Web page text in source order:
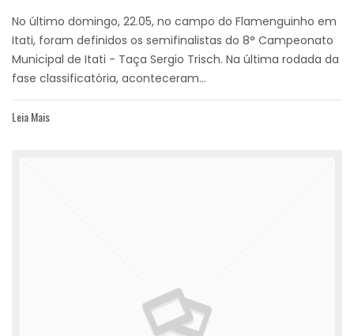
No último domingo, 22.05, no campo do Flamenguinho em
Itati, foram definidos os semifinalistas do 8° Campeonato
Municipal de Itati - Taça Sergio Trisch. Na última rodada da
fase classificatória, aconteceram...
Leia Mais